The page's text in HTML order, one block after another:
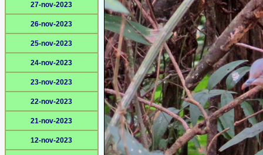
27-nov-2023
26-nov-2023
25-nov-2023
24-nov-2023
23-nov-2023
22-nov-2023
21-nov-2023
12-nov-2023